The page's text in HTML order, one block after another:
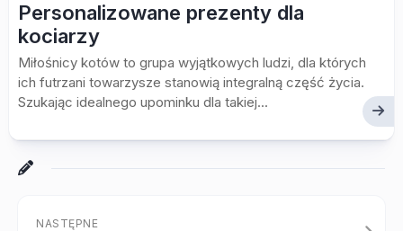
Personalizowane prezenty dla
kociarzy
Miłośnicy kotów to grupa wyjątkowych ludzi, dla których
ich futrzani towarzysze stanowią integralną część życia.
Szukając idealnego upominku dla takiej...
NASTĘPNE